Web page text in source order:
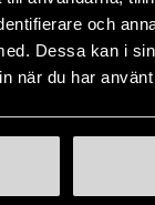
och
Dessa kan i
när du har
denna